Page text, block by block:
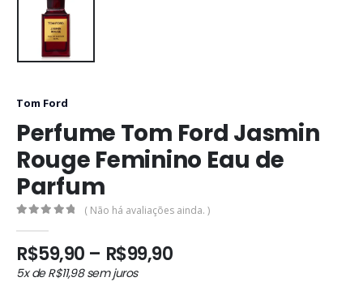
Tom Ford
Perfume Tom Ford Jasmin
Rouge Feminino Eau de
Parfum
( Não há avaliações ainda. )
R$59,90 – R$99,90Faixa
5x deR$11,98sem juros